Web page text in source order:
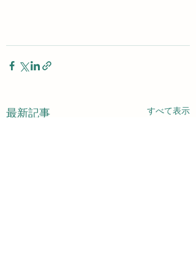
最新記事 すべて表示